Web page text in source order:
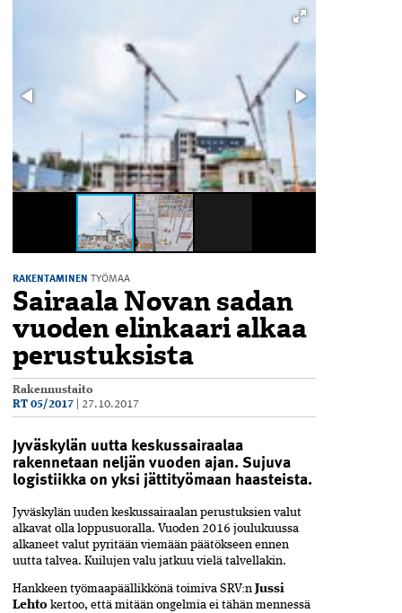
RAKENTAMINEN TYÖMAA
Sairaala Novan sadan
vuoden elinkaari alkaa
perustuksista
Rakennustaito
RT 05/2017
27.10.2017
Jyväskylän uutta keskussairaalaa
rakennetaan neljän vuoden ajan. Sujuva
logistiikka on yksi jättityömaan haasteista.
Jyväskylän uuden keskussairaalan perustuksien valut
alkavat olla loppusuoralla. Vuoden 2016 joulukuussa
alkaneet valut pyritään viemään päätökseen ennen
uutta talvea. Kuilujen valu jatkuu vielä talvellakin.
Hankkeen työmaapäällikkönä toimiva SRV:n Jussi
Lehto kertoo, että mitään ongelmia ei tähän mennessä